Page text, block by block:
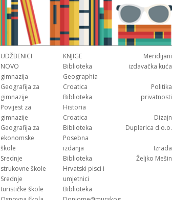
UDŽBENICI
NOVO
gimnazija
Geografija za
gimnazije
Povijest za
gimnazije
Geografija za
ekonomske
škole
Srednje
strukovne škole
Srednje
turističke škole
KNJIGE
Biblioteka
Geographia
Croatica
Biblioteka
Historia
Croatica
Biblioteka
Posebna
izdanja
Biblioteka
Hrvatski pisci i
umjetnici
Biblioteka
Meridijani
izdavačka kuća
Politika
privatnosti
Dizajn
Duplerica d.o.o.
Izrada
Željko Mešin